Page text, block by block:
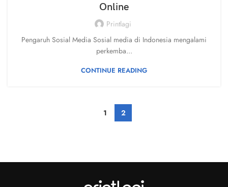
Online
Printlagi
Pengaruh Sosial Media Sosial media di Indonesia mengalami
perkemba...
CONTINUE READING
1 2